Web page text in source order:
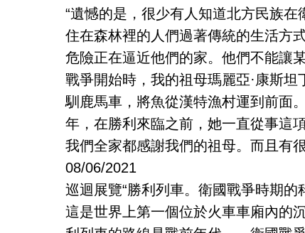
“遺憾的是，很少有人知道北方民族在
住在森林裡的人們過著傳統的生活方
危險正在逼近他們的家。他們不能讓
戰爭開始時，我的祖母瑪麗亞·康斯坦
馴鹿馬車，將魚從漢特漁村運到前面
年，在勝利來臨之前，她一直從事這
我們全家都感謝我們的祖母。而且有
08/06/2021
巡迴展覽“勝利列車。衛國戰爭時期的
這是世界上第一個位於火車車廂內的